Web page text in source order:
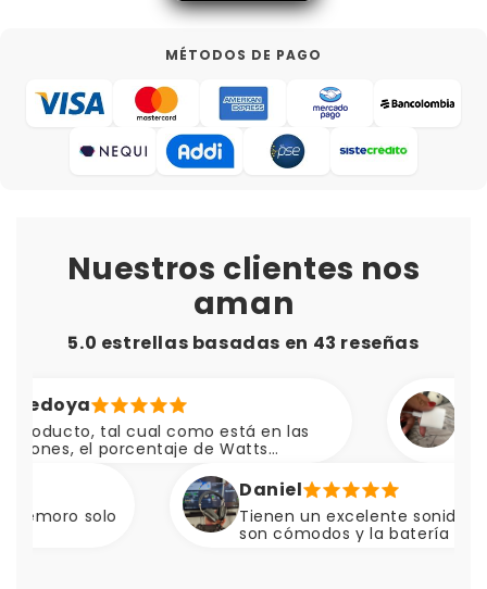
MÉTODOS DE PAGO
Nuestros clientes nos
aman
5.0 estrellas basadas en 43 reseñas
tal cual como está en las
el porcentaje de Watts
Nancy
rápidas
solo
Daniel
Tienen un excelente sonido, muy
son cómodos y la batería dura